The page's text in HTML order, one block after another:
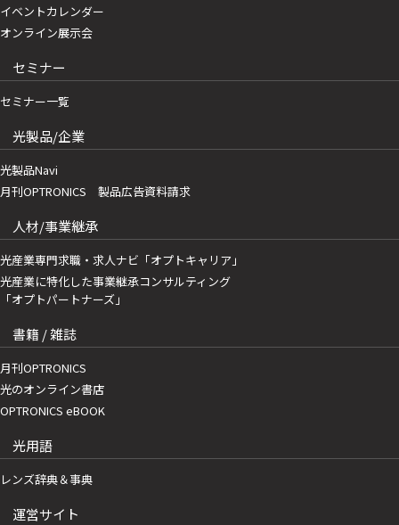
イベントカレンダー
オンライン展示会
セミナー
セミナー一覧
光製品/企業
光製品Navi
月刊OPTRONICS 製品広告資料請求
人材/事業継承
光産業専門求職・求人ナビ「オプトキャリア」
光産業に特化した事業継承コンサルティング
「オプトパートナーズ」
書籍 / 雑誌
月刊OPTRONICS
光のオンライン書店
OPTRONICS eBOOK
光用語
レンズ辞典＆事典
運営サイト